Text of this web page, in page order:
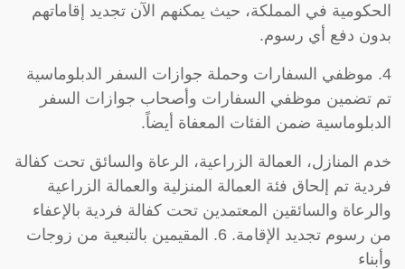
الحكومية في المملكة، حيث يمكنهم الآن تجديد إقاماتهم
بدون دفع أي رسوم.
4. موظفي السفارات وحملة جوازات السفر الدبلوماسية
تم تضمين موظفي السفارات وأصحاب جوازات السفر
الدبلوماسية ضمن الفئات المعفاة أيضاً.
خدم المنازل، العمالة الزراعية، الرعاة والسائق تحت كفالة
فردية تم إلحاق فئة العمالة المنزلية والعمالة الزراعية
والرعاة والسائقين المعتمدين تحت كفالة فردية بالإعفاء
من رسوم تجديد الإقامة. 6. المقيمين بالتبعية من زوجات
وأبناء